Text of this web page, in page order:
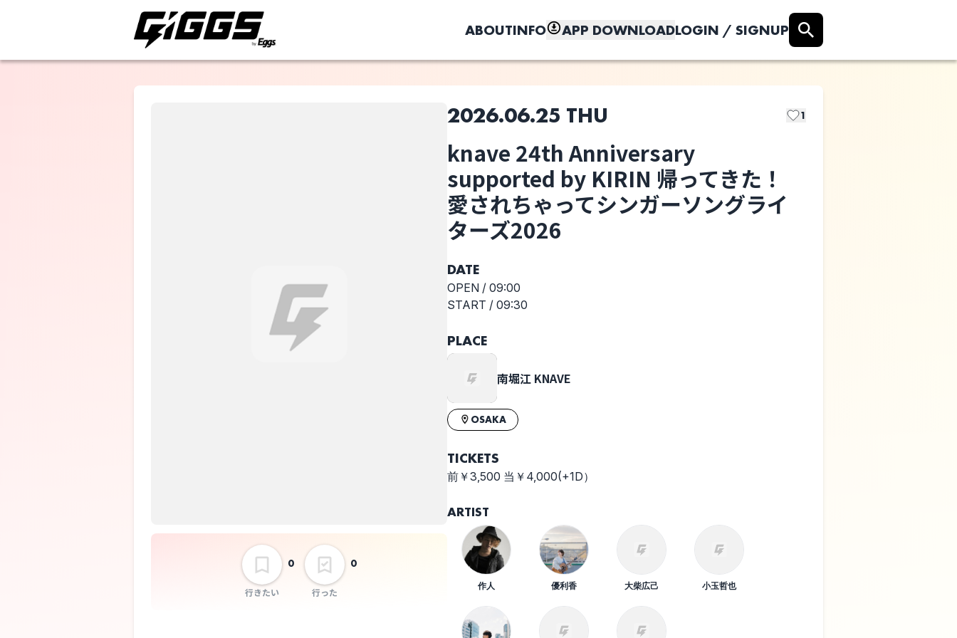
ABOUTINFO APP DOWNLOADLOGIN / SIGNUP
行きたい
0
行った
0
大柴広己 小玉哲也 山合圭吾
knave 24th
Anniversary
supported by
た！ 愛されちゃ
ってシンガーソ
2026
2026.06.25 THU 1
knave 24th Anniversary
supported by KIRIN 帰ってきた！
愛されちゃってシンガーソングライ
ターズ2026
DATE
OPEN / 09:00
START / 09:30
PLACE
南堀江 KNAVE
OSAKA
TICKETS
前￥3,500 当￥4,000(+1D）
ARTIST
作人 優利香 大柴広己 小玉哲也
このライブの取り置きは終了しました